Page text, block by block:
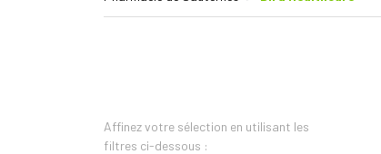
Affinez votre sélection en utilisant les
filtres ci-dessous :